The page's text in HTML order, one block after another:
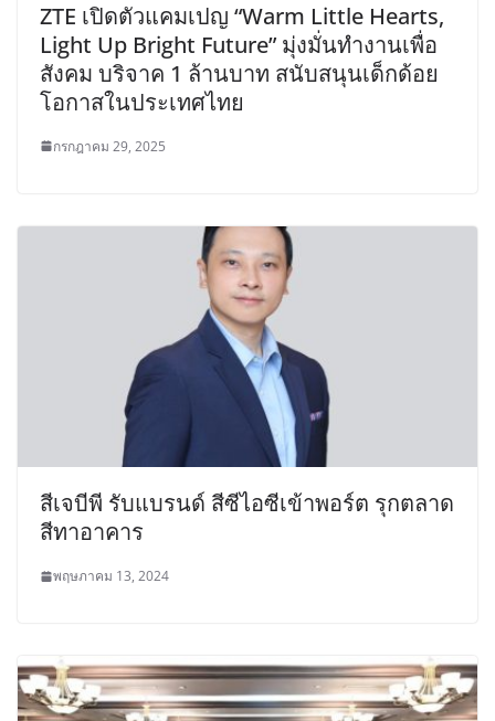
ZTE เปิดตัวแคมเปญ “Warm Little Hearts,
Light Up Bright Future” มุ่งมั่นทำงานเพื่อ
สังคม บริจาค 1 ล้านบาท สนับสนุนเด็กด้อย
โอกาสในประเทศไทย
กรกฎาคม 29, 2025
สีเจบีพี รับแบรนด์ สีซีไอซีเข้าพอร์ต รุกตลาด
สีทาอาคาร
พฤษภาคม 13, 2024